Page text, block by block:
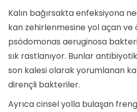
Kalın bağırsakta enfeksiyona
kan zehirlenmesine yol açan
psödomonas aeruginosa
sık rastlanıyor. Bunlar
son kalesi olarak yorumlanan
dirençli bakteriler.
Ayrıca cinsel yolla bulaşan